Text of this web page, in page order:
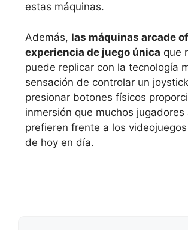
estas máquinas.
Además, las máquinas arcade
experiencia de juego única que
puede replicar con la tecnología
sensación de controlar un
presionar botones físicos
inmersión que muchos jugadores
prefieren frente a los
de hoy en día.